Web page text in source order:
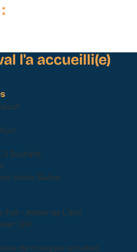
l'a accueilli(e)
3 Souhaits
Haute-Saône
Toit - Atelier de L'Exil
(39)
de musiques actuelles